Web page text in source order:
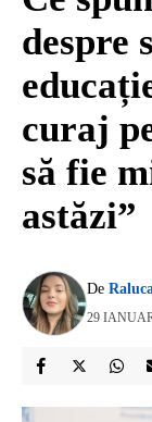
despre
curaj
să fie
astăzi”
De
29